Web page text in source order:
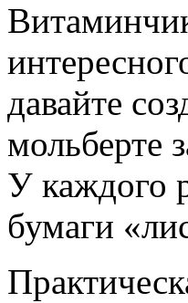
давайте
мольберте
У каждого
бумаги